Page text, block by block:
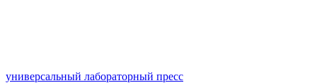
универсальный лабораторный пресс